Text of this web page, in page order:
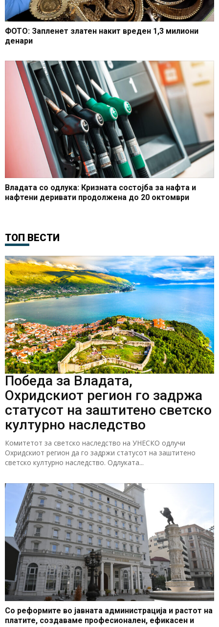
ФОТО: Запленет златен накит вреден 1,3 милиони
денари
Владата со одлука: Кризната состојба за нафта и
нафтени деривати продолжена до 20 октомври
ТОП ВЕСТИ
Победа за Владата,
Охридскиот регион го задржа
статусот на заштитено светско
културно наследство
Комитетот за светско наследство на УНЕСКО одлучи
Охридскиот регион да го задржи статусот на заштитено
светско културно наследство. Одлуката...
Со реформите во јавната администрација и растот на
платите, создаваме професионален, ефикасен и